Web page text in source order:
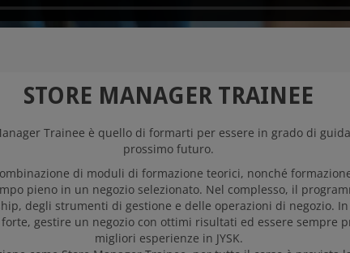
STORE MANAGER TRAINEE
Trainee è quello di formarti per essere in grado di
prossimo futuro.
di moduli di formazione teorici, nonché
pieno in un negozio selezionato. Nel complesso, il
degli strumenti di gestione e delle operazioni di negozio.
gestire un negozio con ottimi risultati ed essere sempre
migliori esperienze in JYSK.